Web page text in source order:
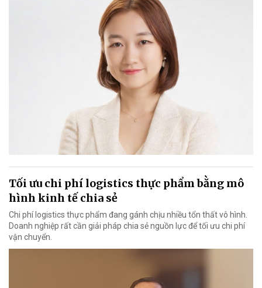
Tối ưu chi phí logistics thực phẩm bằng mô
hình kinh tế chia sẻ
Chi phí logistics thực phẩm đang gánh chịu nhiều tổn thất vô hình.
Doanh nghiệp rất cần giải pháp chia sẻ nguồn lực để tối ưu chi phí
vận chuyển.